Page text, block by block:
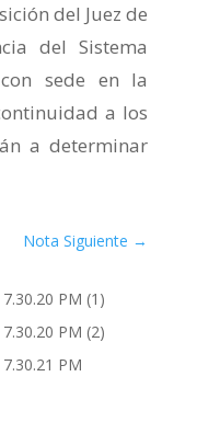
del Juez de
del Sistema
sede en la
a los
a determinar
Nota Siguiente →